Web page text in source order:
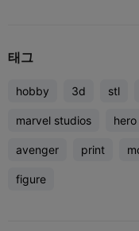
태그
hobby 3d stl
marvel studios hero
avenger print
figure